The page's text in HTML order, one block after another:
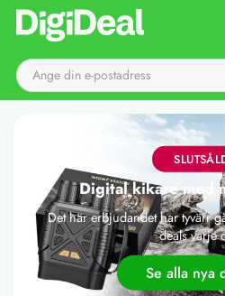
Till startsidan
Digital kikare med
Det här erbjudandet har tyvärr
deals varje
Se alla nya